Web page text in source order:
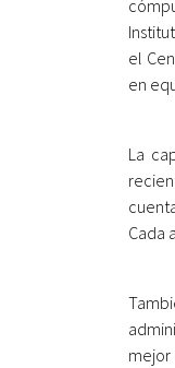
el
en
La
Cada
mejor